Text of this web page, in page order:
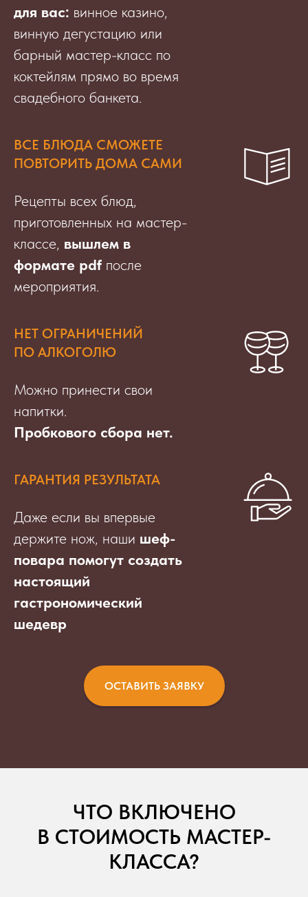
для вас: винное казино,
винную дегустацию или
барный мастер-класс по
коктейлям прямо во время
свадебного банкета.
ВСЕ БЛЮДА СМОЖЕТЕ
ПОВТОРИТЬ ДОМА САМИ
Рецепты всех блюд,
приготовленных на мастер-
классе, вышлем в
формате pdf после
мероприятия.
НЕТ ОГРАНИЧЕНИЙ
ПО АЛКОГОЛЮ
Можно принести свои
напитки.
Пробкового сбора нет.
ГАРАНТИЯ РЕЗУЛЬТАТА
Даже если вы впервые
держите нож, наши шеф-
повара помогут создать
настоящий
гастрономический
шедевр
ОСТАВИТЬ ЗАЯВКУ
ЧТО ВКЛЮЧЕНО
В СТОИМОСТЬ МАСТЕР-
КЛАССА?